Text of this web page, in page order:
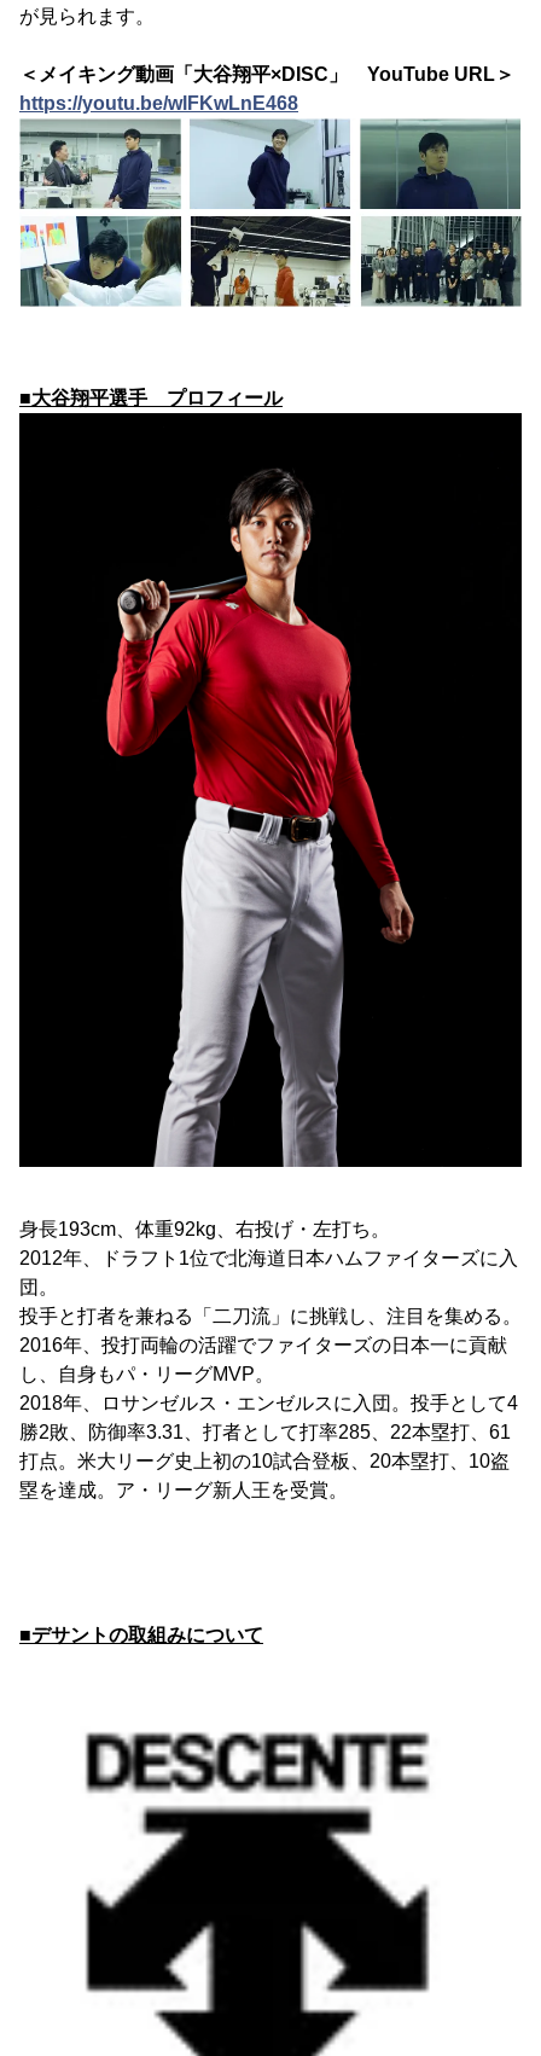
が見られます。
＜メイキング動画「大谷翔平×DISC」 YouTube URL＞
https://youtu.be/wlFKwLnE468
■大谷翔平選手 プロフィール
身長193cm、体重92kg、右投げ・左打ち。
2012年、ドラフト1位で北海道日本ハムファイターズに入
団。
投手と打者を兼ねる「二刀流」に挑戦し、注目を集める。
2016年、投打両輪の活躍でファイターズの日本一に貢献
し、自身もパ・リーグMVP。
2018年、ロサンゼルス・エンゼルスに入団。投手として4
勝2敗、防御率3.31、打者として打率285、22本塁打、61
打点。米大リーグ史上初の10試合登板、20本塁打、10盗
塁を達成。ア・リーグ新人王を受賞。
■デサントの取組みについて